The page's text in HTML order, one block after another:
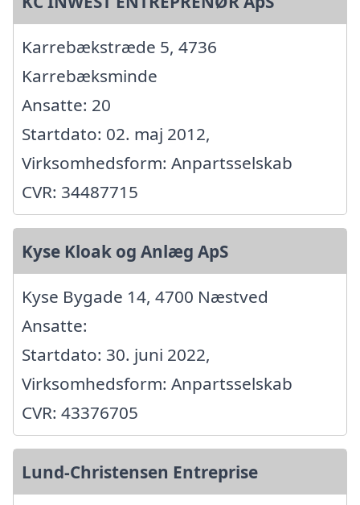
Karrebækstræde 5, 4736
Karrebæksminde
Ansatte: 20
Startdato: 02. maj 2012,
Virksomhedsform: Anpartsselskab
CVR: 34487715
Kyse Kloak og Anlæg ApS
Kyse Bygade 14, 4700 Næstved
Ansatte:
Startdato: 30. juni 2022,
Virksomhedsform: Anpartsselskab
CVR: 43376705
Lund-Christensen Entreprise